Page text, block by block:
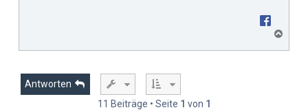
Antworten
11 Beiträge • Seite 1 von 1